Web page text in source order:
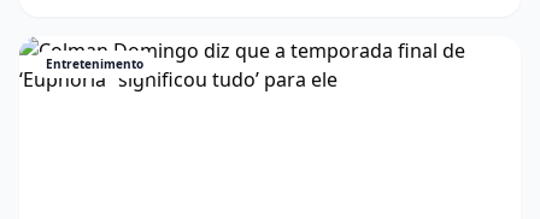
Entretenimento